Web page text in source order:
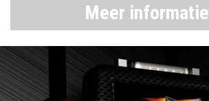
Meer informatie